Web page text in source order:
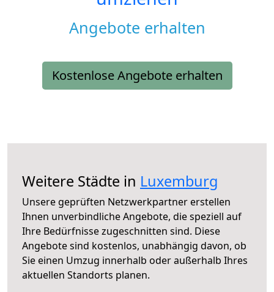
Angebote erhalten
Kostenlose Angebote erhalten
Weitere Städte in Luxemburg
Unsere geprüften Netzwerkpartner erstellen
Ihnen unverbindliche Angebote, die speziell auf
Ihre Bedürfnisse zugeschnitten sind. Diese
Angebote sind kostenlos, unabhängig davon, ob
Sie einen Umzug innerhalb oder außerhalb Ihres
aktuellen Standorts planen.